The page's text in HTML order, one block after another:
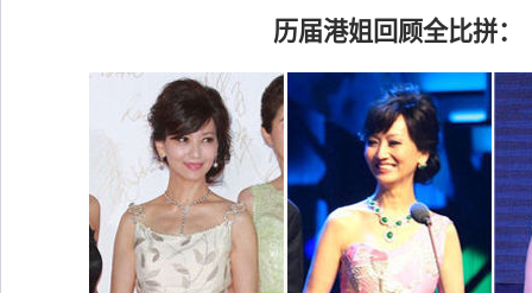
历届港姐回顾全比拼：